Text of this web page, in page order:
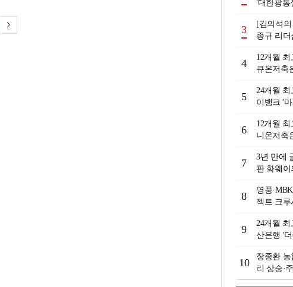
'대한광통
월7일]
3
[김의석
종규 리더
4
12개월
큐온저축
리-8월 2
5
24개월 최
이뱅크 '
주]
6
12개월
니온저축
리-8월 2
7
3년 만에
판 화웨
[전병서의
트⑬]
8
영풍
젝트 크
9
24개월
산은행 '
월 2주]
10
장종환
리 상승·
일시 하